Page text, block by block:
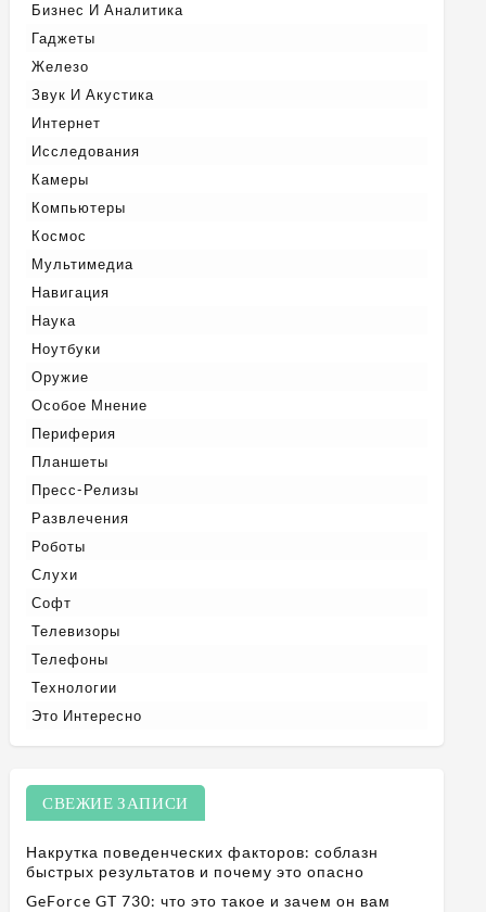
Бизнес И Аналитика
Гаджеты
Железо
Звук И Акустика
Интернет
Исследования
Камеры
Компьютеры
Космос
Мультимедиа
Навигация
Наука
Ноутбуки
Оружие
Особое Мнение
Периферия
Планшеты
Пресс-Релизы
Развлечения
Роботы
Слухи
Софт
Телевизоры
Телефоны
Технологии
Это Интересно
СВЕЖИЕ ЗАПИСИ
Накрутка поведенческих факторов: соблазн
быстрых результатов и почему это опасно
GeForce GT 730: что это такое и зачем он вам